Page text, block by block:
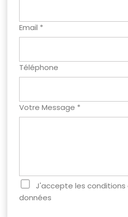
Email *
Téléphone
Votre Message *
J'accepte les conditions
données